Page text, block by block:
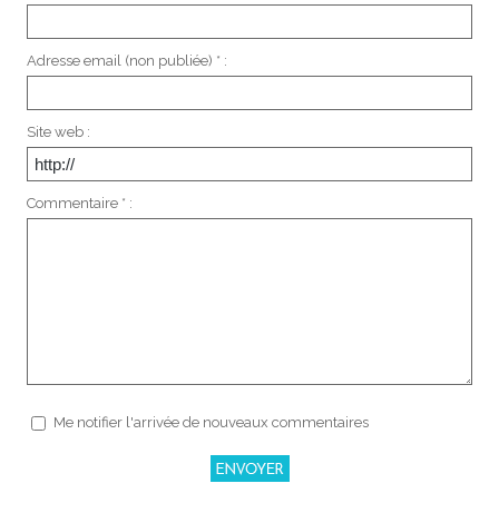
Adresse email (non publiée) * :
Site web :
Commentaire * :
Me notifier l'arrivée de nouveaux commentaires